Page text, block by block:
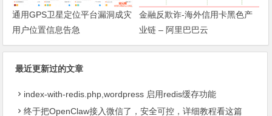
通用GPS卫星定位平台漏洞成灾
用户位置信息告急
金融反欺诈-海外信用卡黑色产
业链 – 阿里巴巴云
最近更新过的文章
index-with-redis.php,wordpress 启用redis缓存功能
终于把OpenClaw接入微信了，安全可控，详细教程看这篇